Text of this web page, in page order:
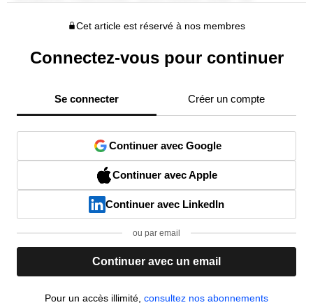
Cet article est réservé à nos membres
Connectez-vous pour continuer
Se connecter Créer un compte
Continuer avec Google
Continuer avec Apple
Continuer avec LinkedIn
ou par email
Continuer avec un email
Pour un accès illimité, consultez nos abonnements